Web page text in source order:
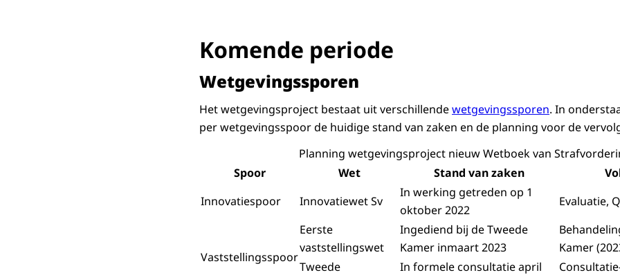
Komende periode
Wetgevingssporen
Het wetgevingsproject bestaat uit verschillendewetgevingssporen. In
per wetgevingsspoor de huidige stand van zaken en de planning voor de
Planning wetgevingsproject nieuw Wetboek van
Spoor
Wet Stand van zaken
Innovatiespoor
Innovatiewet Sv
In werking getreden op 1
oktober 2022
Evaluatie,
Vaststellingsspoor
Eerste
vaststellingswet
Ingediend bij de Tweede
Kamer inmaart 2023
Kamer
Tweede
In formele consultatie april